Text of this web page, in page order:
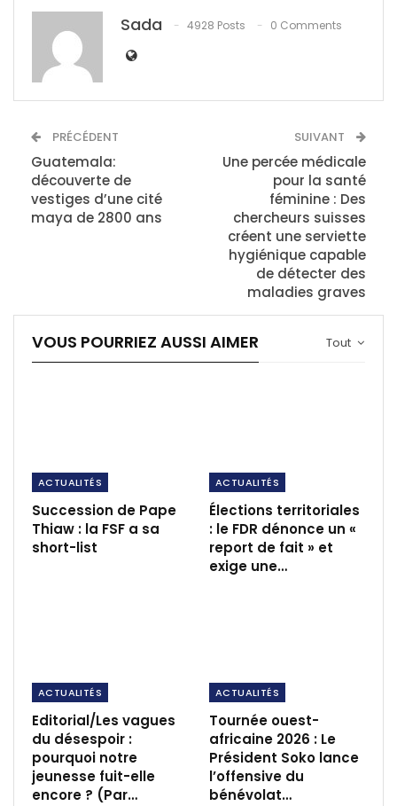
Sada 4928 Posts 0 Comments
PRÉCÉDENT
Guatemala:
découverte de
vestiges d’une cité
maya de 2800 ans
SUIVANT
Une percée médicale
pour la santé
féminine : Des
chercheurs suisses
créent une serviette
hygiénique capable
de détecter des
maladies graves
Tout
VOUS POURRIEZ AUSSI AIMER
ACTUALITÉS
Succession de Pape
Thiaw : la FSF a sa
short-list
ACTUALITÉS
Élections territoriales
: le FDR dénonce un «
report de fait » et
exige une…
ACTUALITÉS
Editorial/Les vagues
du désespoir :
pourquoi notre
jeunesse fuit-elle
encore ? (Par…
ACTUALITÉS
Tournée ouest-
africaine 2026 : Le
Président Soko lance
l’offensive du
bénévolat…